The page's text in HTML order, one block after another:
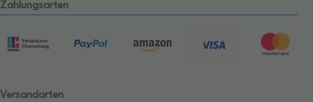
Zahlungsarten
Versandarten